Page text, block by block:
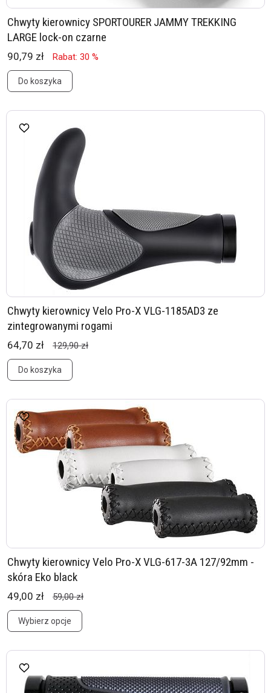
Chwyty kierownicy SPORTOURER JAMMY TREKKING
LARGE lock-on czarne
90,79 zł Rabat: 30 %
Do koszyka
Chwyty kierownicy Velo Pro-X VLG-1185AD3 ze
zintegrowanymi rogami
64,70 zł 129,90 zł
Do koszyka
Chwyty kierownicy Velo Pro-X VLG-617-3A 127/92mm -
skóra Eko black
49,00 zł 59,00 zł
Wybierz opcje